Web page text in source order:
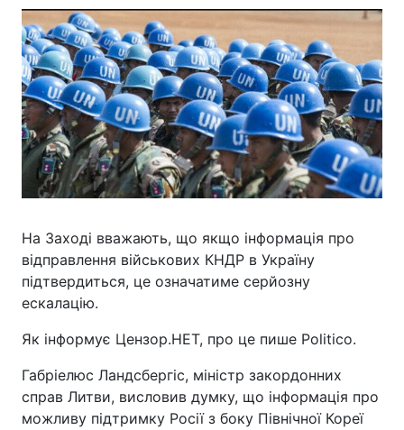
На Заході вважають, що якщо інформація про
відправлення військових КНДР в Україну
підтвердиться, це означатиме серйозну
ескалацію.
Як інформує Цензор.НЕТ, про це пише Politico.
Габріелюс Ландсбергіс, міністр закордонних
справ Литви, висловив думку, що інформація про
можливу підтримку Росії з боку Північної Кореї